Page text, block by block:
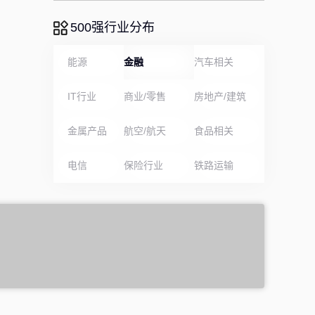
500强行业分布
能源 金融 汽车相关
IT行业 商业/零售 房地产/建筑
金属产品 航空/航天 食品相关
电信 保险行业 铁路运输